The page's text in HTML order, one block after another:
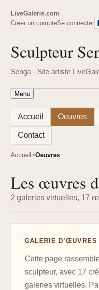
LiveGalerie.com
Creer un compteSe connecter
Sculpteur
Senga - Site artiste
Menu
Accueil Oeuvres
Contact
Accueil Oeuvres
Les œuvres
2 galeries virtuelles, 17
GALERIE D’ŒUVRES
Cette page
sculpteur, avec 17
galeries virtuelles.